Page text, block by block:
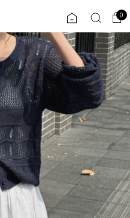
0
ENG
TW
플러스핏 입
COMMUNITY
ALL
익스클루시브
아우터
0